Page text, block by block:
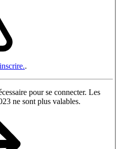
inscrire..
pour se connecter. Les
ne sont plus valables.